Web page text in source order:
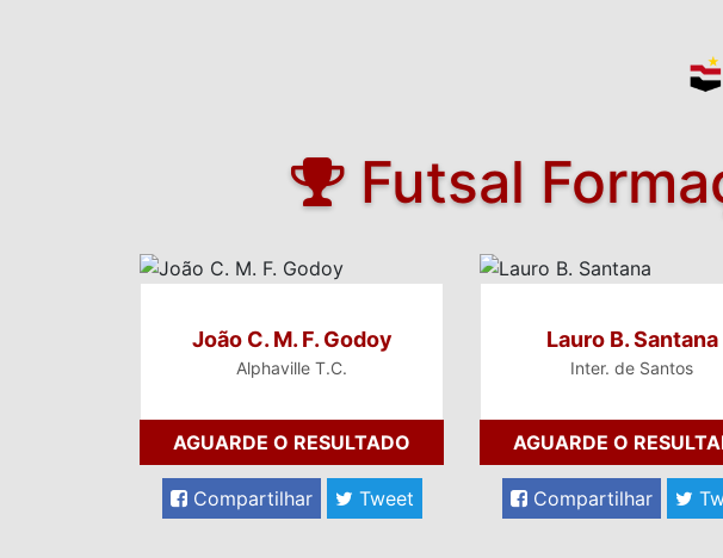
Futsal
João C. M. F. Godoy
Alphaville T.C.
AGUARDE O RESULTADO
Compartilhar Tweet
Lauro B. Santana
Inter. de Santos
AGUARDE O
Compartilhar